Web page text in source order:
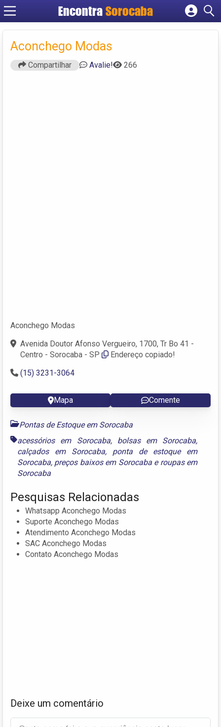
EncontraSorocaba
Cadastrar empresa
Criar conta
Aconchego Modas
Compartilhar Avalie! 266
Aconchego Modas
Avenida Doutor Afonso Vergueiro, 1700, Tr Bo 41 -
Centro - Sorocaba - SP
Endereço copiado!
(15) 3231-3064
Mapa Comente
Pontas de Estoque em Sorocaba
acessórios em Sorocaba, bolsas em Sorocaba,
calçados em Sorocaba, ponta de estoque em
Sorocaba, preços baixos em Sorocabae roupas em
Sorocaba
Pesquisas Relacionadas
Whatsapp Aconchego Modas
Suporte Aconchego Modas
Atendimento Aconchego Modas
SAC Aconchego Modas
Contato Aconchego Modas
Deixe um comentário